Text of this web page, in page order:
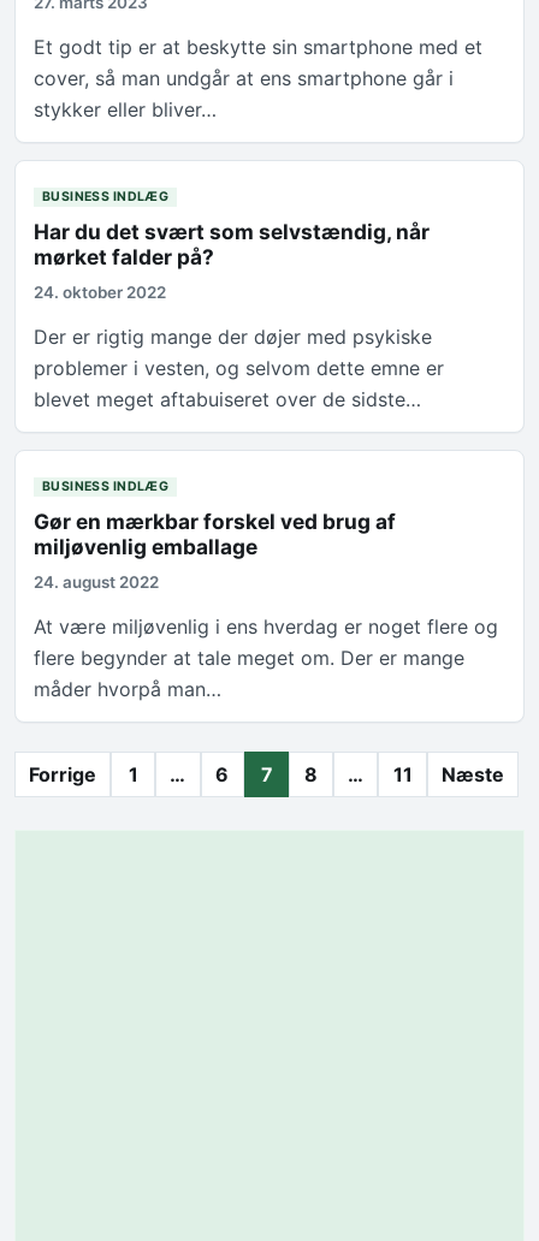
Et godt tip er at beskytte sin smartphone med et
cover, så man undgår at ens smartphone går i
stykker eller bliver…
BUSINESS INDLÆG
Har du det svært som selvstændig, når
mørket falder på?
24. oktober 2022
Der er rigtig mange der døjer med psykiske
problemer i vesten, og selvom dette emne er
blevet meget aftabuiseret over de sidste…
BUSINESS INDLÆG
Gør en mærkbar forskel ved brug af
miljøvenlig emballage
24. august 2022
At være miljøvenlig i ens hverdag er noget flere og
flere begynder at tale meget om. Der er mange
måder hvorpå man…
Indlægsinddeling
Forrige 1 … 6 7 8 … 11 Næste